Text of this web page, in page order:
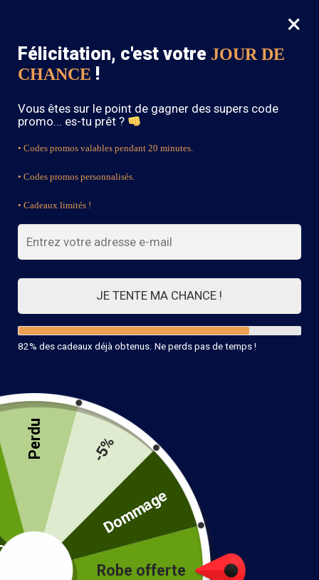
0
SOLDES : -15% sur toute la boutique avec le code « BOHEME15 »
Boucle d’Oreille Ethnique Bohème
23 en stock
Ajouter au panier
×
Félicitation, c'est votre JOUR DE
CHANCE !
Vous êtes sur le point de gagner des supers code
promo... es-tu prêt ?
• Codes promos valables pendant 20 minutes.
• Codes promos personnalisés.
• Cadeaux limités !
JE TENTE MA CHANCE !
82% des cadeaux déjà obtenus. Ne perds pas de temps !
Robe offerte
Perdu -5%
Dommage